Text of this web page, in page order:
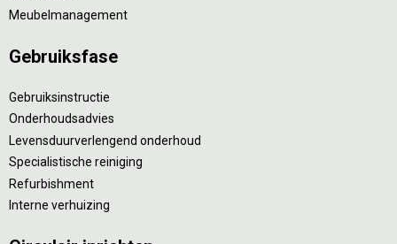
Meubelmanagement
Gebruiksfase
Gebruiksinstructie
Onderhoudsadvies
Levensduurverlengend onderhoud
Specialistische reiniging
Refurbishment
Interne verhuizing